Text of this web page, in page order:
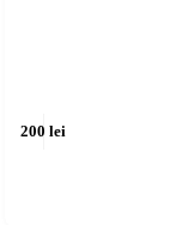
200lei